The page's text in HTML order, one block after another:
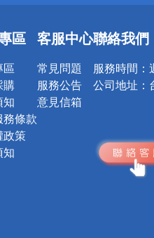
區
區
購
知
條款
政策
知
客服中心
常見問題
服務公告
意見信箱
聯絡我們
服務時間：
公司地址：